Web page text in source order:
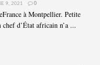
9, 2021 0
à Montpellier. Petite
d’État africain n’a ...